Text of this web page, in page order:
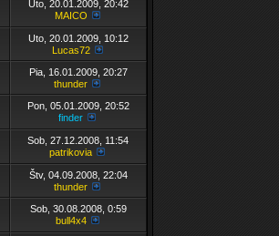
Uto, 20.01.2009, 20:42
MAICO
Uto, 20.01.2009, 10:12
Lucas72
Pia, 16.01.2009, 20:27
thunder
Pon, 05.01.2009, 20:52
finder
Sob, 27.12.2008, 11:54
patrikovia
Štv, 04.09.2008, 22:04
thunder
Sob, 30.08.2008, 0:59
bull4x4